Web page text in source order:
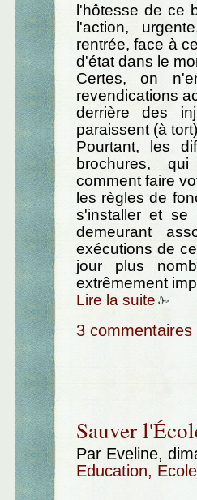
l'hôtesse de ce
l'action,
rentrée, face à
d'état dans le
Certes, on
revendications
derrière des
paraissent (à
Pourtant, les
brochures,
comment faire
les règles de
s'installer et se
demeurant
exécutions de
jour plus
extrêmement
Lire la suite
3 commentaires
Sauver
Par Eveline,
Education,